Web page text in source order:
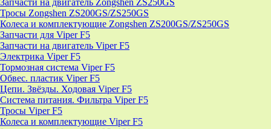
Запчасти на двигатель Zongshen ZS250GS
Тросы Zongshen ZS200GS/ZS250GS
Колеса и комплектующие Zongshen ZS200GS/ZS250GS
Запчасти для Viper F5
Запчасти на двигатель Viper F5
Электрика Viper F5
Тормозная система Viper F5
Обвес. пластик Viper F5
Цепи. Звёзды. Ходовая Viper F5
Система питания. Фильтра Viper F5
Тросы Viper F5
Колеса и комплектующие Viper F5